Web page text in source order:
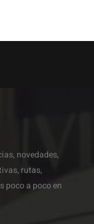
novedades,
rutas,
poco a poco en